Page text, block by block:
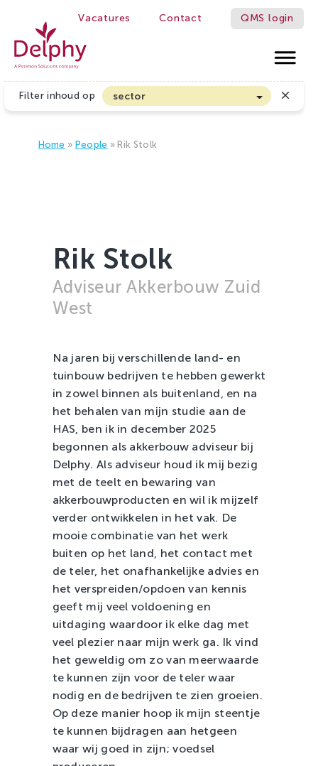
Vacatures Contact QMS login
Delphy
GROWERS BETTER!
Filter inhoud op
sector
Biologische Land- en Tuinbouw
Glasgroenten
Glastuinbouw
Home » People » Rik Stolk
Rik Stolk
Adviseur Akkerbouw Zuid
West
Na jaren bij verschillende land- en
tuinbouw bedrijven te hebben gewerkt
in zowel binnen als buitenland, en na
het behalen van mijn studie aan de
HAS, ben ik in december 2025
begonnen als akkerbouw adviseur bij
Delphy. Als adviseur houd ik mij bezig
met de teelt en bewaring van
akkerbouwproducten en wil ik mijzelf
verder ontwikkelen in het vak. De
mooie combinatie van het werk
buiten op het land, het contact met
de teler, het onafhankelijke advies en
het verspreiden/opdoen van kennis
geeft mij veel voldoening en
uitdaging waardoor ik elke dag met
veel plezier naar mijn werk ga. Ik vind
het geweldig om zo van meerwaarde
te kunnen zijn voor de teler waar
nodig en de bedrijven te zien groeien.
Op deze manier hoop ik mijn steentje
te kunnen bijdragen aan hetgeen
waar wij goed in zijn; voedsel